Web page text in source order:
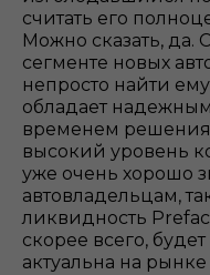
считать его
Можно сказать, да.
сегменте новых
непросто найти
обладает
временем
высокий уровень
уже очень хорошо
автовладельцам,
ликвидность
скорее всего,
актуальна на